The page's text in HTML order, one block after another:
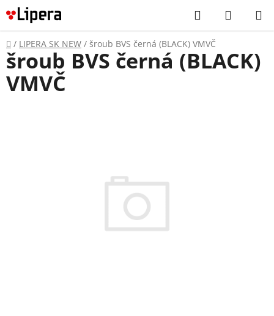
Prejsť
na
obsah
Hľadať
KOŠÍK
Domov
/ LIPERA SK NEW / šroub BVS černá (BLACK) VMVČ
šroub BVS černá (BLACK)
VMVČ